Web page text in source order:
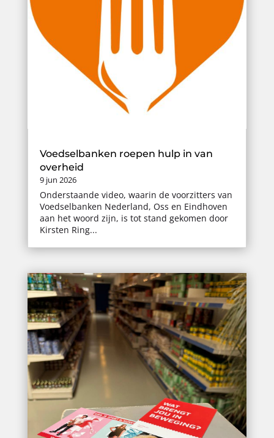
Voedselbanken roepen hulp in van
overheid
9 jun 2026
Onderstaande video, waarin de voorzitters van
Voedselbanken Nederland, Oss en Eindhoven
aan het woord zijn, is tot stand gekomen door
Kirsten Ring...